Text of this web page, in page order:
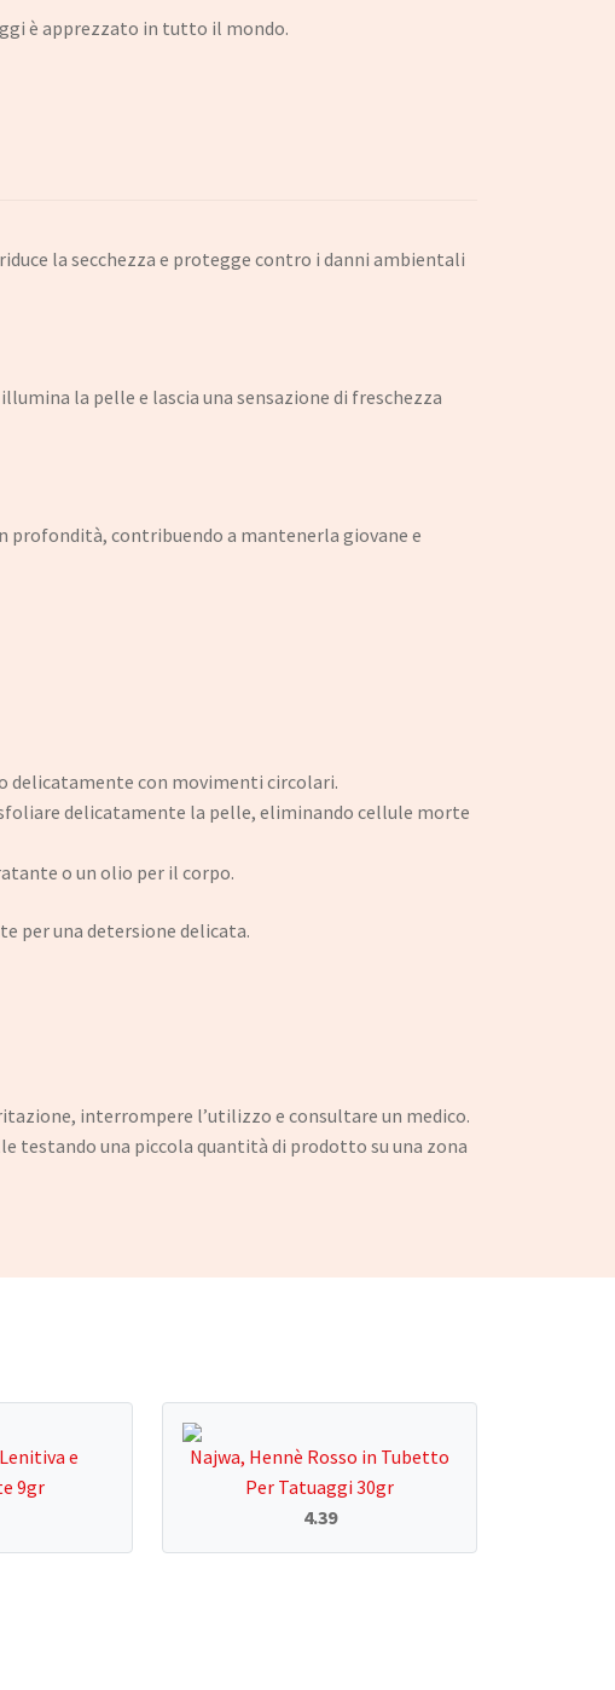
è apprezzato in tutto il mondo.
la secchezza e protegge contro i danni ambientali
la pelle e lascia una sensazione di freschezza
profondità, contribuendo a mantenerla giovane e
delicatamente con movimenti circolari.
delicatamente la pelle, eliminando cellule morte
o un olio per il corpo.
per una detersione delicata.
interrompere l’utilizzo e consultare un medico.
testando una piccola quantità di prodotto su una zona
e
9gr
Najwa, Hennè Rosso in Tubetto
Per Tatuaggi 30gr
4.39